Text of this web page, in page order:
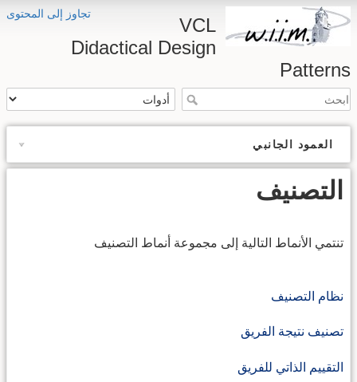
تجاوز إلى المحتوى
VCL
Didactical Design
Patterns
العمود الجانبي
التصنيف
تنتمي الأنماط التالية إلى مجموعة أنماط التصنيف
نظام التصنيف
تصنيف نتيجة الفريق
التقييم الذاتي للفريق